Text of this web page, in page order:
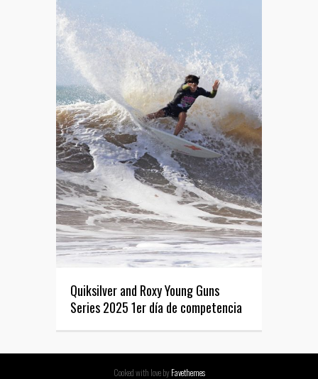
Quiksilver and Roxy Young Guns
Series 2025 1er día de competencia
Cooked with love by Favethemes